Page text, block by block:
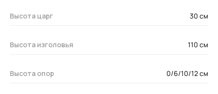
Высота царг 30 см
Высота изголовья 110 см
Высота опор 0/6/10/12 см